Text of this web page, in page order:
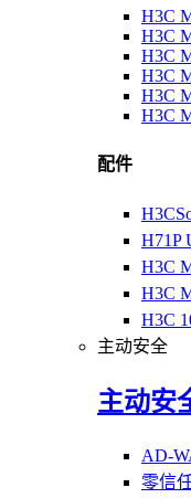
H3C
H3C
H3C
H3C
H3C
H3C
配件
H71P
H3C
H3C
H3C
主动安全
主动安
AD-
零信